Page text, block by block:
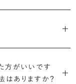
のリングを選ぶのは
約指輪選びにつなが
取り組みなどで、従
と、全体の約5割
せんが、中には「昔
いと言い出せなかっ
方がいいです
はありますか？